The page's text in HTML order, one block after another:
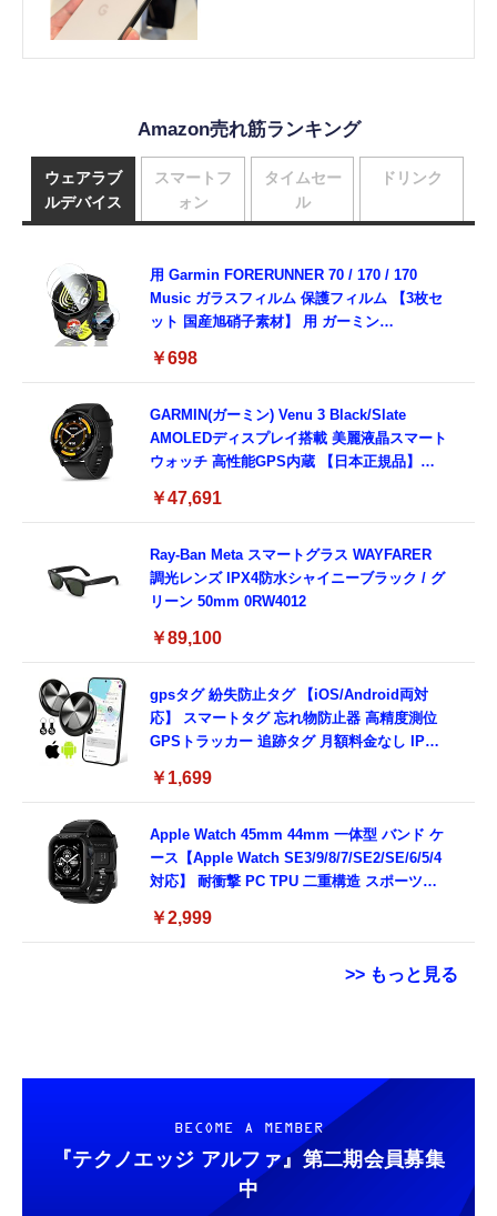
Amazon売れ筋ランキング
ウェアラブ
ルデバイス
用 Garmin FORERUNNER 70 / 170 / 170
Music ガラスフィルム 保護フィルム 【3枚セ
ット 国産旭硝子素材】 用 ガーミン
高透過率 超薄型 用 ガーミン Forerunner 170
気泡なし 簡単貼り付け ( 対応 Forerunner
170 Music フィルム )
￥698
GARMIN(ガーミン) Venu 3 Black/Slate
AMOLEDディスプレイ搭載 美麗液晶スマート
ウォッチ 高性能GPS内蔵 【日本正規品】心
￥47,691
Ray-Ban Meta スマートグラス WAYFARER
調光レンズ IPX4防水シャイニーブラック / グ
リーン 50mm 0RW4012
￥89,100
gpsタグ 紛失防止タグ 【iOS/Android両対
応】 スマートタグ 忘れ物防止器 高精度測位
GPSトラッカー 追跡タグ 月額料金なし IPX7
ト見守り キーホルダー付属 (2個セット：ブラ
￥1,699
Apple Watch 45mm 44mm 一体型 バンド ケ
ース【Apple Watch SE3/9/8/7/SE2/SE/6/5/4
対応】 耐衝撃 PC TPU 二重構造 スポーツバ
アーマー・プロ 062CS25324 (ブラック)
￥2,999
>> もっと見る
スマートフ
ォン
docomo/au/SoftBankの3回線が選べる格安
SIMカード【Amazon.co.jp限定】
￥100
【DL版】【初期費用3,300円が無料 ※1契約者
2回線/年に限り】IIJmioえらべるSIMカード
タイムセー
ル
【整備済み品】 Earth Dreams内蔵 HDD 1TB
3.5インチ NAS丶パソコンPC丶サーバー対応
ドリンク
コカ・コーラ 爽健美茶 600mlPET×24本
BECOME A MEMBER
『テクノエッジ アルファ』 第二期会員募集
中